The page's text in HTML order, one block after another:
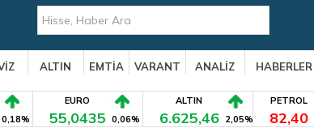
ALTIN EMTİA VARANT ANALİZ HABERLER
0,18%
EURO
55,0435 0,06%
ALTIN
6.625,46 2,05%
PETROL
82,40